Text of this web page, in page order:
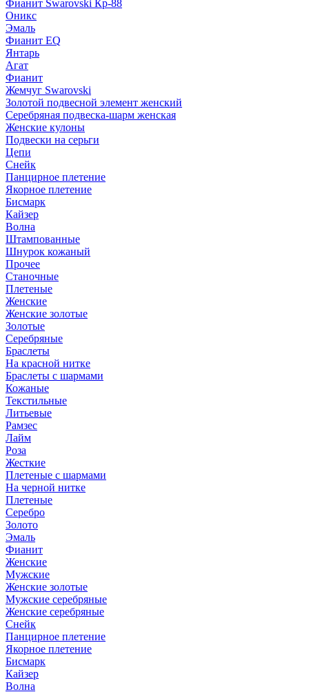
Фианит Swarovski Кр-88
Оникс
Эмаль
Фианит EQ
Янтарь
Агат
Фианит
Жемчуг Swarovski
Золотой подвесной элемент женcкий
Серебряная подвеска-шарм женская
Женские кулоны
Подвески на серьги
Цепи
Снейк
Панцирное плетение
Якорное плетение
Бисмарк
Кайзер
Волна
Штампованные
Шнурок кожаный
Прочее
Станочные
Плетеные
Женские
Женские золотые
Золотые
Серебряные
Браслеты
На красной нитке
Браслеты с шармами
Кожаные
Текстильные
Литьевые
Рамзес
Лайм
Роза
Жесткие
Плетеные с шармами
На черной нитке
Плетеные
Серебро
Золото
Эмаль
Фианит
Женские
Мужские
Женские золотые
Мужские серебряные
Женские серебряные
Снейк
Панцирное плетение
Якорное плетение
Бисмарк
Кайзер
Волна